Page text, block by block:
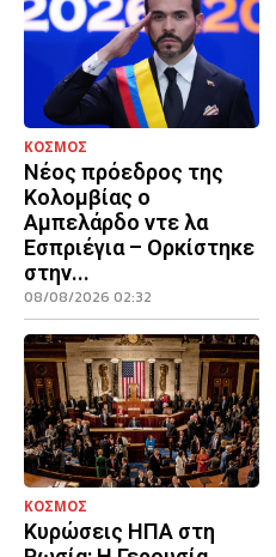
ΚΟΣΜΟΣ
Νέος πρόεδρος της
Κολομβίας ο
Αμπελάρδο ντε λα
Εσπριέγια – Ορκίστηκε
στην...
08/08/2026 02:32
ΚΟΣΜΟΣ
Κυρώσεις ΗΠΑ στη